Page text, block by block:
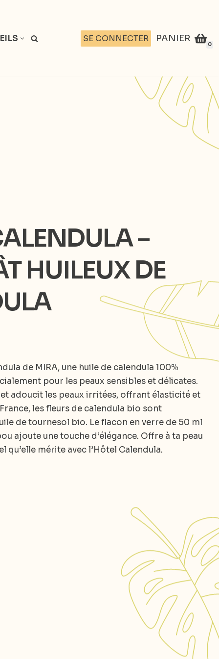
SE CONNECTER PANIER
0
–
HUILEUX DE
de MIRA, une huile de calendula 100%
pour les peaux sensibles et délicates.
adoucit les peaux irritées, offrant élasticité et
les fleurs de calendula bio sont
de tournesol bio. Le flacon en verre de 50 ml
ajoute une touche d’élégance. Offre à ta peau
qu’elle mérite avec l’Hôtel Calendula.